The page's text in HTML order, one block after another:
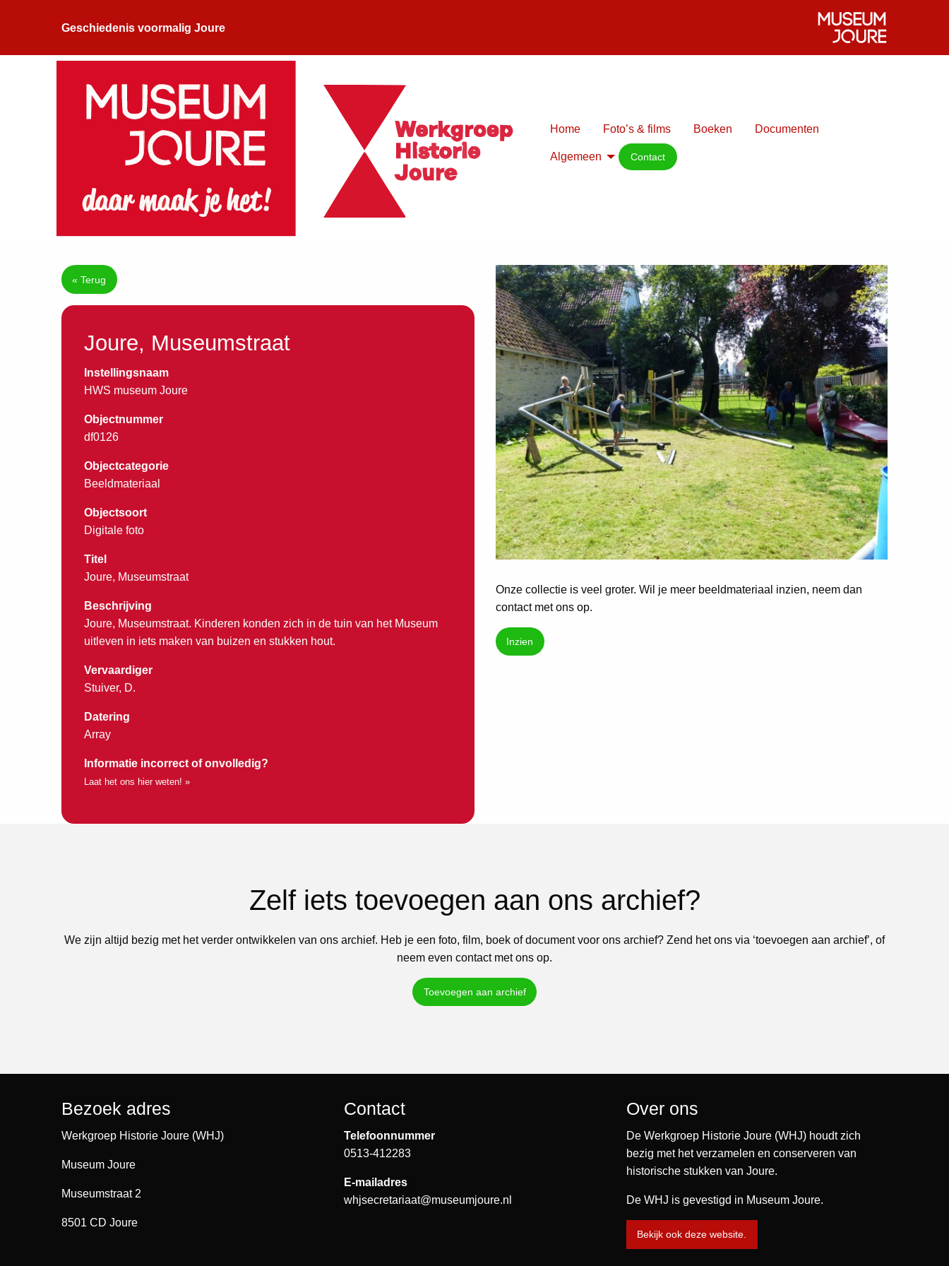
Geschiedenis voormalig Joure
Home Foto’s & films Boeken Documenten
Algemeen Contact
« Terug
Joure, Museumstraat
Instellingsnaam
HWS museum Joure
Objectnummer
df0126
Objectcategorie
Beeldmateriaal
Objectsoort
Digitale foto
Titel
Joure, Museumstraat
Beschrijving
Joure, Museumstraat. Kinderen konden zich in de tuin van het Museum
uitleven in iets maken van buizen en stukken hout.
Vervaardiger
Stuiver, D.
Datering
Array
Informatie incorrect of onvolledig?
Laat het ons hier weten! »
Onze collectie is veel groter. Wil je meer beeldmateriaal inzien, neem dan
contact met ons op.
Inzien
Zelf iets toevoegen aan ons archief?
We zijn altijd bezig met het verder ontwikkelen van ons archief. Heb je een foto, film, boek of document voor ons archief? Zend het ons via ‘toevoegen aan archief’, of
neem even contact met ons op.
Toevoegen aan archief
Bezoek adres
Werkgroep Historie Joure (WHJ)
Museum Joure
Museumstraat 2
8501 CD Joure
Contact
Telefoonnummer
0513-412283
E-mailadres
whjsecretariaat@museumjoure.nl
Over ons
De Werkgroep Historie Joure (WHJ) houdt zich
bezig met het verzamelen en conserveren van
historische stukken van Joure.
De WHJ is gevestigd in Museum Joure.
Bekijk ook deze website.